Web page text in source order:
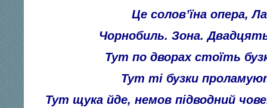
Це солов’їна опера,
Чорнобиль. Зона.
Тут по дворах стоїть
Тут ті бузки
Тут щука йде, немов підводний